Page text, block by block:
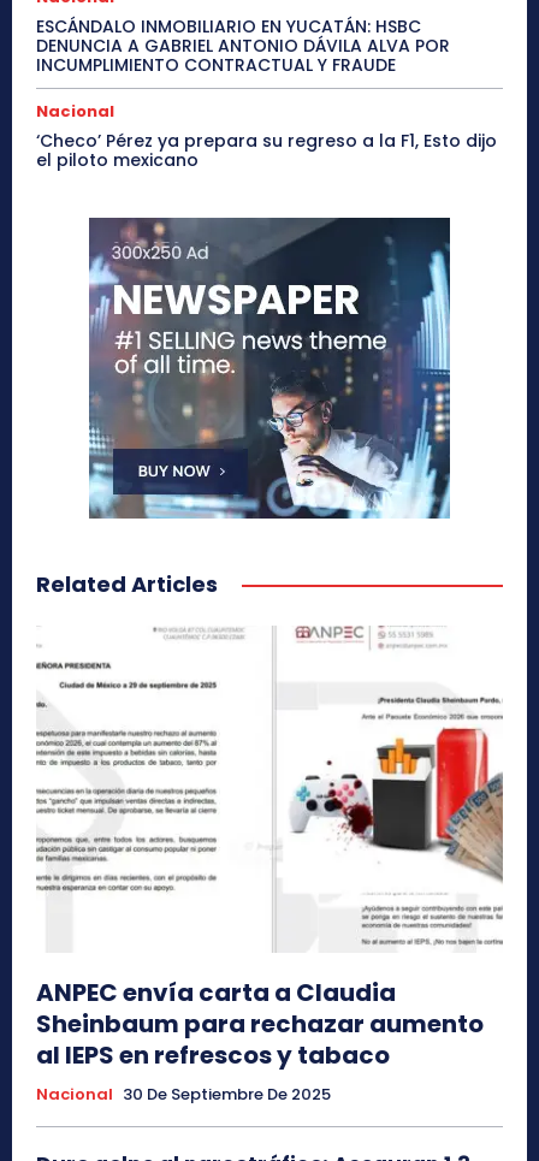
ESCÁNDALO INMOBILIARIO EN YUCATÁN: HSBC
DENUNCIA A GABRIEL ANTONIO DÁVILA ALVA POR
INCUMPLIMIENTO CONTRACTUAL Y FRAUDE
Nacional
‘Checo’ Pérez ya prepara su regreso a la F1, Esto dijo
el piloto mexicano
Related Articles
ANPEC envía carta a Claudia
Sheinbaum para rechazar aumento
al IEPS en refrescos y tabaco
Nacional 30 De Septiembre De 2025